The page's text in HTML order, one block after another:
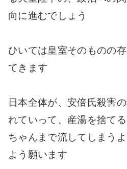
向に進むでしょう
ひいては皇室そのものの
てきます
日本全体が、安倍氏殺害
れていって、産湯を捨て
ちゃんまで流してしまう
よう願います